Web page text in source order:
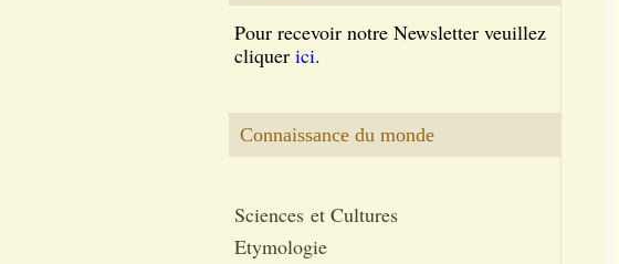
Pour recevoir notre Newsletter veuillez
cliquer ici.
Connaissance du monde
Sciences et Cultures
Etymologie